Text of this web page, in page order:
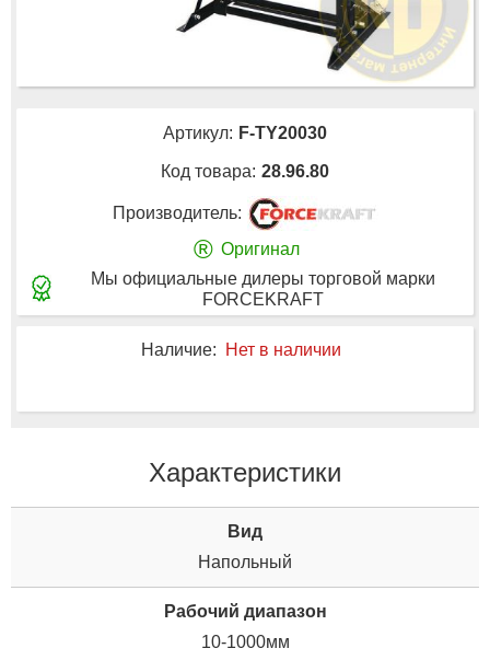
Артикул: F-TY20030
Код товара: 28.96.80
Производитель:
® Оригинал
Мы официальные дилеры торговой марки
FORCEKRAFT
Наличие: Нет в наличии
Характеристики
Вид
Напольный
Рабочий диапазон
10-1000мм